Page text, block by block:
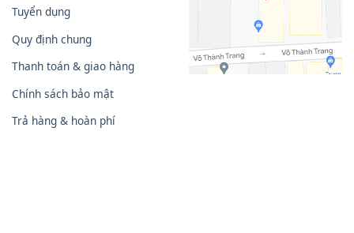
Tuyển dụng
Quy định chung
Thanh toán & giao hàng
Chính sách bảo mật
Trả hàng & hoàn phí